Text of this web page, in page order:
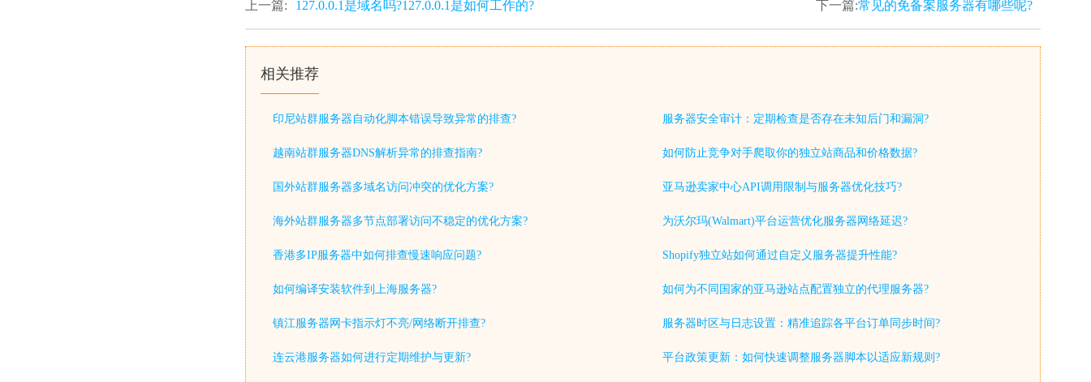
上一篇: 127.0.0.1是域名吗?127.0.0.1是如何工作的? 下一篇:常见的免备案服务器有哪些呢?
相关推荐
印尼站群服务器自动化脚本错误导致异常的排查?
越南站群服务器DNS解析异常的排查指南?
国外站群服务器多域名访问冲突的优化方案?
海外站群服务器多节点部署访问不稳定的优化方案?
香港多IP服务器中如何排查慢速响应问题?
如何编译安装软件到上海服务器?
镇江服务器网卡指示灯不亮/网络断开排查?
连云港服务器如何进行定期维护与更新?
服务器安全审计：定期检查是否存在未知后门和漏洞?
如何防止竞争对手爬取你的独立站商品和价格数据?
亚马逊卖家中心API调用限制与服务器优化技巧?
为沃尔玛(Walmart)平台运营优化服务器网络延迟?
Shopify独立站如何通过自定义服务器提升性能?
如何为不同国家的亚马逊站点配置独立的代理服务器?
服务器时区与日志设置：精准追踪各平台订单同步时间?
平台政策更新：如何快速调整服务器脚本以适应新规则?